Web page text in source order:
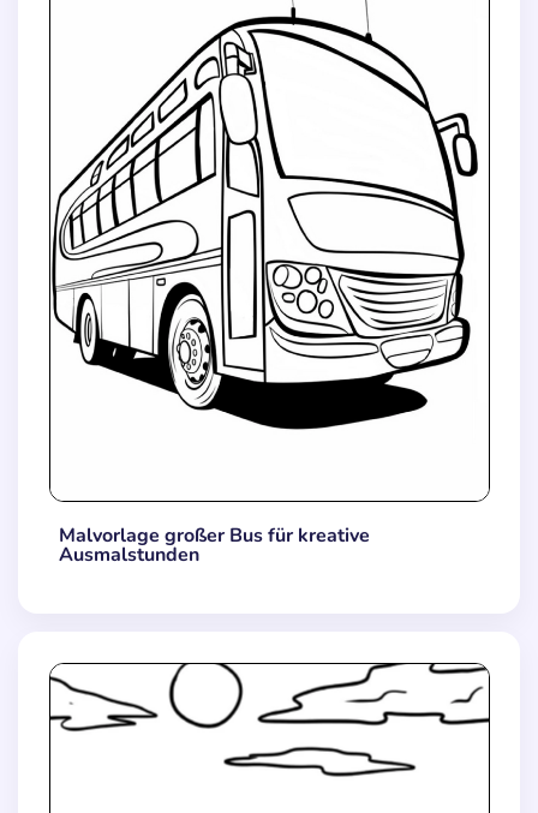
Malvorlage großer Bus für kreative
Ausmalstunden